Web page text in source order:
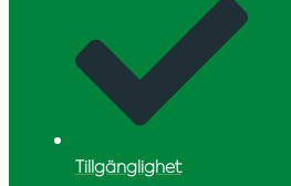
Tillgänglighet